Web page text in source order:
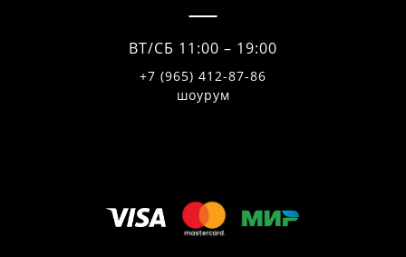
ВТ/СБ 11:00 – 19:00
+7 (965) 412-87-86
шоурум